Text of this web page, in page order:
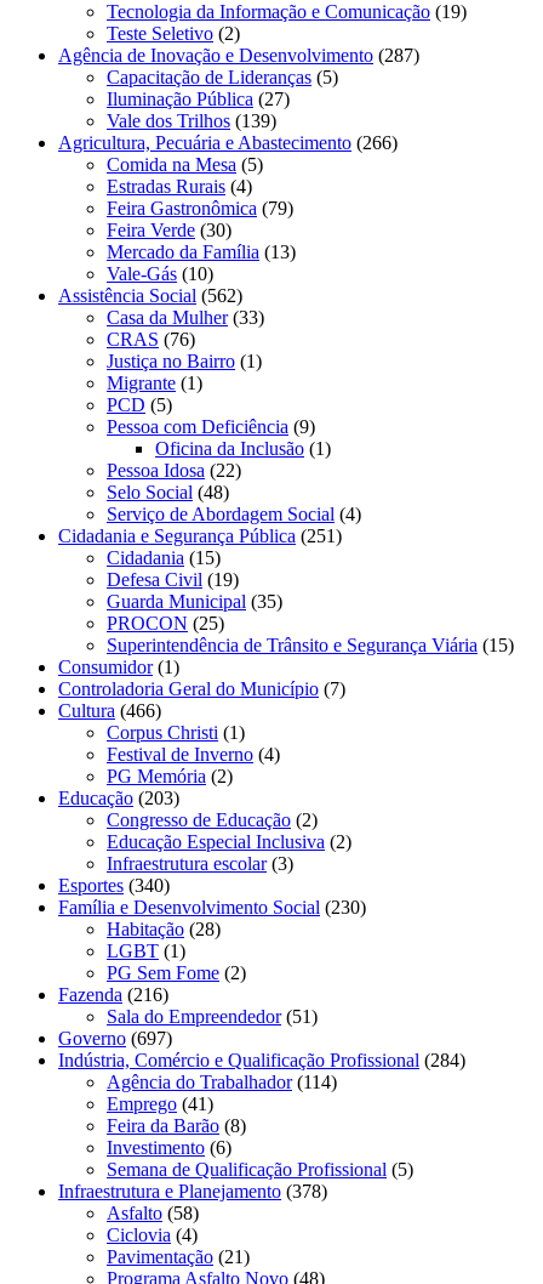
Tecnologia da Informação e Comunicação (19)
Teste Seletivo (2)
Agência de Inovação e Desenvolvimento (287)
Capacitação de Lideranças (5)
Iluminação Pública (27)
Vale dos Trilhos (139)
Agricultura, Pecuária e Abastecimento (266)
Comida na Mesa (5)
Estradas Rurais (4)
Feira Gastronômica (79)
Feira Verde (30)
Mercado da Família (13)
Vale-Gás (10)
Assistência Social (562)
Casa da Mulher(33)
CRAS (76)
Justiça no Bairro (1)
Migrante (1)
PCD (5)
Pessoa com Deficiência (9)
Oficina da Inclusão (1)
Pessoa Idosa (22)
Selo Social (48)
Serviço de Abordagem Social (4)
Cidadania e Segurança Pública (251)
Cidadania (15)
Defesa Civil (19)
Guarda Municipal (35)
PROCON (25)
Superintendência de Trânsito e Segurança Viária (15)
Consumidor(1)
Controladoria Geral do Município (7)
Cultura (466)
Corpus Christi (1)
Festival de Inverno (4)
PG Memória (2)
Educação (203)
Congresso de Educação (2)
Educação Especial Inclusiva (2)
Infraestrutura escolar(3)
Esportes (340)
Família e Desenvolvimento Social (230)
Habitação (28)
LGBT (1)
PG Sem Fome (2)
Fazenda (216)
Sala do Empreendedor(51)
Governo (697)
Indústria, Comércio e Qualificação Profissional (284)
Agência do Trabalhador(114)
Emprego (41)
Feira da Barão (8)
Investimento (6)
Semana de Qualificação Profissional (5)
Infraestrutura e Planejamento (378)
Asfalto (58)
Ciclovia (4)
Pavimentação (21)
Programa Asfalto Novo (48)